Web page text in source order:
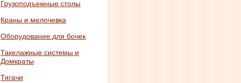
Грузоподъемные столы
Краны и мелочевка
Оборудование для бочек
Такелажные системы и
Домкраты
Тягачи